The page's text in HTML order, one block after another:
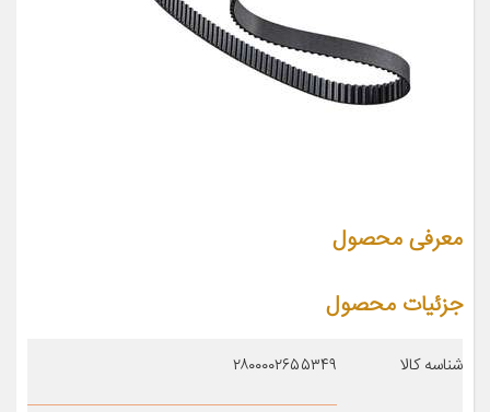
معرفی محصول
جزئیات محصول
شناسه کالا ۲۸۰۰۰۰۲۶۵۵۳۴۹